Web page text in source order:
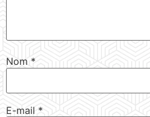
Nom *
E-mail *